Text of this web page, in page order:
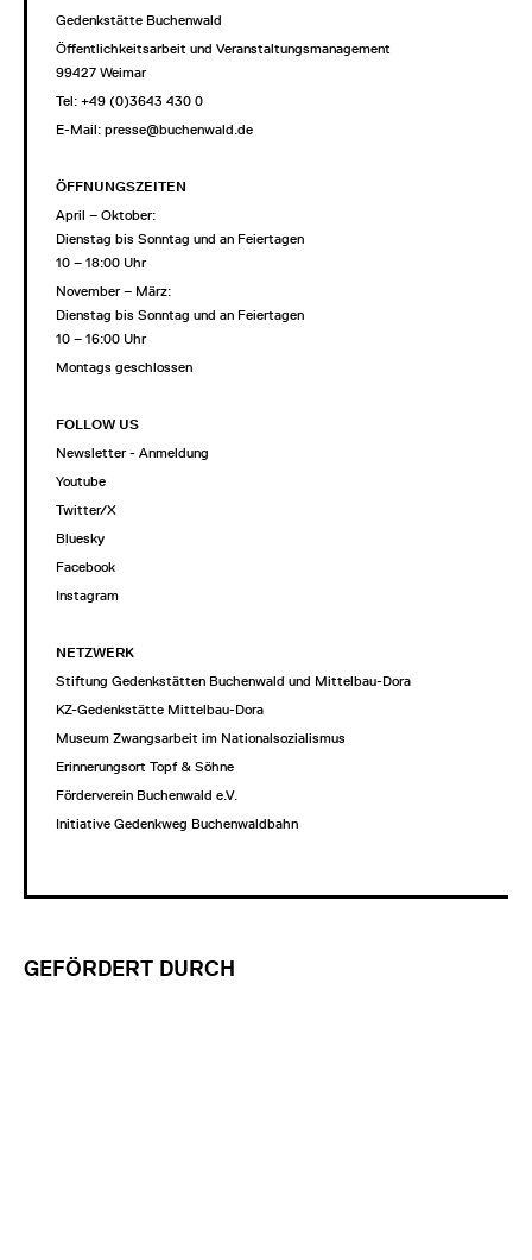
Gedenkstätte Buchenwald
Öffentlichkeitsarbeit und Veranstaltungsmanagement
99427 Weimar
Tel: +49 (0)3643 430 0
E-Mail: presse@buchenwald.de
ÖFFNUNGSZEITEN
April – Oktober:
Dienstag bis Sonntag und an Feiertagen
10 – 18:00 Uhr
November – März:
Dienstag bis Sonntag und an Feiertagen
10 – 16:00 Uhr
Montags geschlossen
FOLLOW US
Newsletter - Anmeldung
Youtube
Twitter/X
Bluesky
Facebook
Instagram
NETZWERK
Stiftung Gedenkstätten Buchenwald und Mittelbau-Dora
KZ-Gedenkstätte Mittelbau-Dora
Museum Zwangsarbeit im Nationalsozialismus
Erinnerungsort Topf & Söhne
Förderverein Buchenwald e.V.
Initiative Gedenkweg Buchenwaldbahn
GEFÖRDERT DURCH